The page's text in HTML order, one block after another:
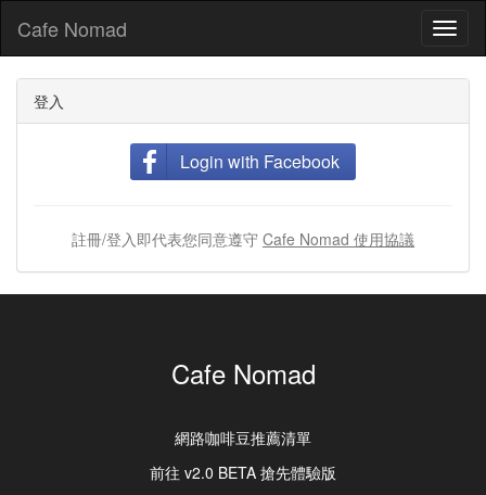
Cafe Nomad
登入
Login with Facebook
註冊/登入即代表您同意遵守 Cafe Nomad 使用協議
Cafe Nomad
網路咖啡豆推薦清單
前往 v2.0 BETA 搶先體驗版